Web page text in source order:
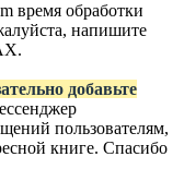
время обработки
напишите
добавьте
пользователям,
книге. Спасибо